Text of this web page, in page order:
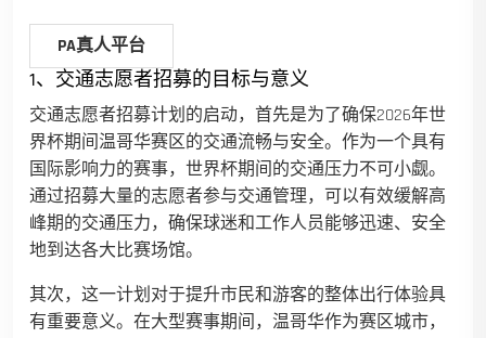
PA真人平台
1、交通志愿者招募的目标与意义
交通志愿者招募计划的启动，首先是为了确保2026年世
界杯期间温哥华赛区的交通流畅与安全。作为一个具有
国际影响力的赛事，世界杯期间的交通压力不可小觑。
通过招募大量的志愿者参与交通管理，可以有效缓解高
峰期的交通压力，确保球迷和工作人员能够迅速、安全
地到达各大比赛场馆。
其次，这一计划对于提升市民和游客的整体出行体验具
有重要意义。在大型赛事期间，温哥华作为赛区城市，